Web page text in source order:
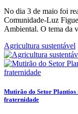
No dia 3 de maio foi
Comunidade-Luz
Ambiental. O tema da
Agricultura sustentável
Mutirão do Setor Plantios
fraternidade